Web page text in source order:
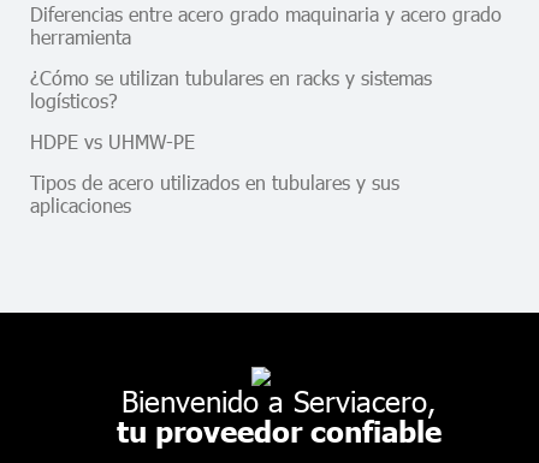
Diferencias entre acero grado maquinaria y acero grado
herramienta
¿Cómo se utilizan tubulares en racks y sistemas
logísticos?
HDPE vs UHMW-PE
Tipos de acero utilizados en tubulares y sus
aplicaciones
Bienvenido a Serviacero,
tu proveedor confiable